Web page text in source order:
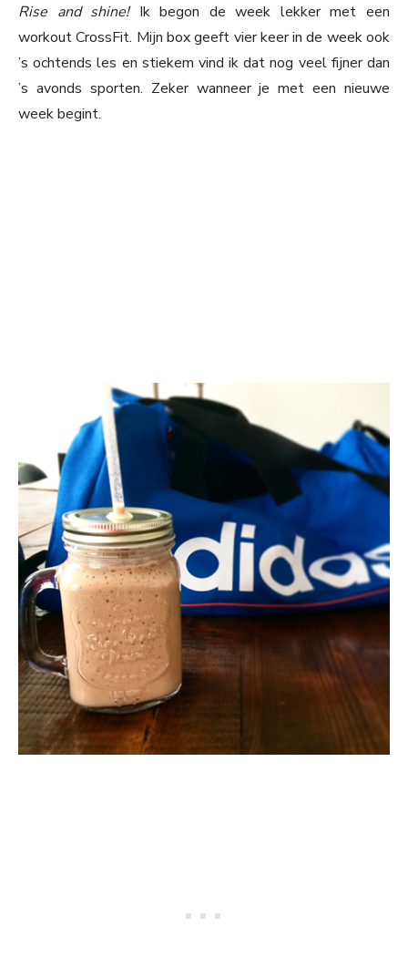
Rise and shine! Ik begon de week lekker met een
workout CrossFit. Mijn box geeft vier keer in de week ook
’s ochtends les en stiekem vind ik dat nog veel fijner dan
’s avonds sporten. Zeker wanneer je met een nieuwe
week begint.